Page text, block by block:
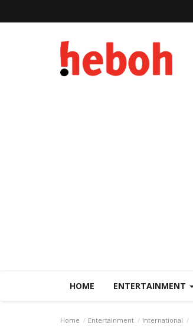
HOME ENTERTAINMENT
Home Entertainment International